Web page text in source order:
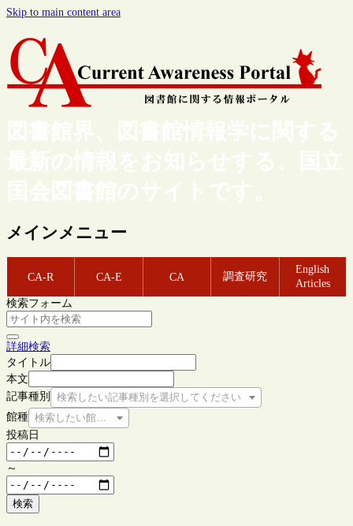
Skip to main content area
図書館界、図書館情報学に関する
最新の情報をお知らせする、国立
国会図書館のサイトです。
メインメニュー
CA-R CA-E CA 調査研究
English
Articles
検索フォーム
詳細検索
タイトル
本文
記事種別
検索したい記事種別を選択してください
館種 検索したい館種を選択してください
投稿日
～
検索